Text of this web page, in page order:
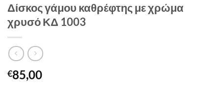
Δίσκος γάμου καθρέφτης με χρώμα
χρυσό ΚΔ 1003
€85,00